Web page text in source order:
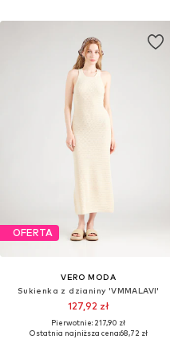
OFERTA
VERO MODA
Sukienka z dzianiny 'VMMALAVI'
127,92 zł
Pierwotnie: 217,90 zł
Ostatnia najniższa cena:68,72 zł